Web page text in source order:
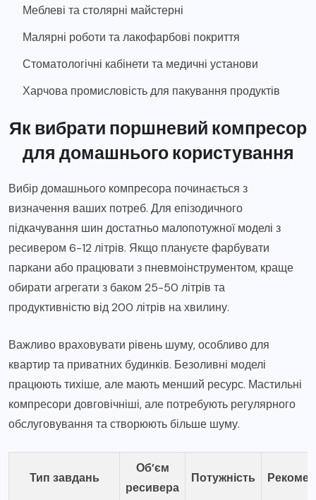
Меблеві та столярні майстерні
Малярні роботи та лакофарбові покриття
Стоматологічні кабінети та медичні установи
Харчова промисловість для пакування продуктів
Як вибрати поршневий компресор
для домашнього користування
Вибір домашнього компресора починається з
визначення ваших потреб. Для епізодичного
підкачування шин достатньо малопотужної моделі з
ресивером 6-12 літрів. Якщо плануєте фарбувати
паркани або працювати з пневмоінструментом, краще
обирати агрегати з баком 25-50 літрів та
продуктивністю від 200 літрів на хвилину.
Важливо враховувати рівень шуму, особливо для
квартир та приватних будинків. Безоливні моделі
працюють тихіше, але мають менший ресурс. Мастильні
компресори довговічніші, але потребують регулярного
обслуговування та створюють більше шуму.
Тип завдань
Об’єм
ресивера
Потужність